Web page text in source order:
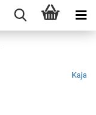
Kaja